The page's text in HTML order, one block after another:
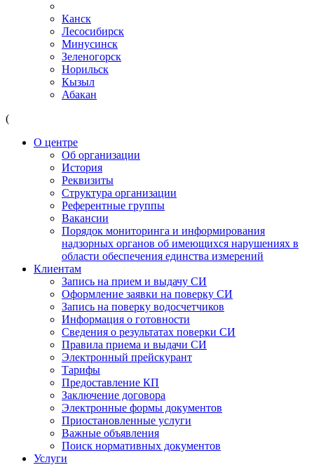
Канск
Лесосибирск
Минусинск
Зеленогорск
Норильск
Кызыл
Абакан
(
О центре
Об организации
История
Реквизиты
Структура организации
Референтные группы
Вакансии
Порядок мониторинга и информирования
надзорных органов об имеющихся нарушениях в
области обеспечения единства измерений
Клиентам
Запись на прием и выдачу СИ
Оформление заявки на поверку СИ
Запись на поверку водосчетчиков
Информация о готовности
Сведения о результатах поверки СИ
Правила приема и выдачи СИ
Электронный прейскурант
Тарифы
Предоставление КП
Заключение договора
Электронные формы документов
Приостановленные услуги
Важные объявления
Поиск нормативных документов
Услуги